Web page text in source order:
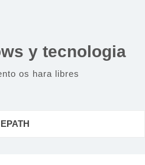
y tecnologia
os hara libres